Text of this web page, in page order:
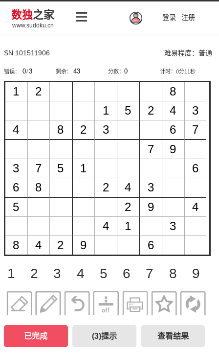
数独之家
www.sudoku.cn
登录 注册
SN:101511906 难易程度：普通
错误： / 剩余： 分数： 计时：0分11秒
1 2 3 4 5 6 7 8 9
已完成 (3)提示 查看结果